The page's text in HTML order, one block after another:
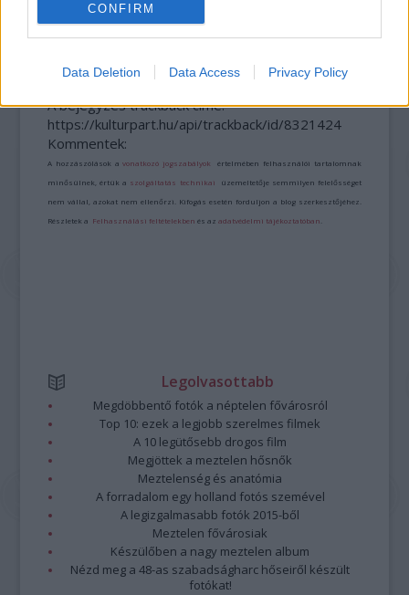
CONFIRM
Data Deletion Data Access Privacy Policy
DALOKBÓL SZŐTT TÖRTÉNELEM – MEGJELENT A
DALSZERZŐ BOOKAZIN
A bejegyzés trackback címe:
https://kulturpart.hu/api/trackback/id/8321424
Kommentek:
A hozzászólások avonatkozó jogszabályok értelmében felhasználói tartalomnak
minősülnek, értük a szolgáltatás technikai üzemeltetője semmilyen felelősséget
nem vállal, azokat nem ellenőrzi. Kifogás esetén forduljon a blog szerkesztőjéhez.
Részletek a Felhasználási feltételekben és azadatvédelmi tájékoztatóban
Legolvasottabb
Megdöbbentő fotók a néptelen fővárosról
Top 10: ezek a legjobb szerelmes filmek
A 10 legütősebb drogos film
Megjöttek a meztelen hősnők
Meztelenség és anatómia
A forradalom egy holland fotós szemével
A legizgalmasabb fotók 2015-ből
Meztelen fővárosiak
Készülőben a nagy meztelen album
Nézd meg a 48-as szabadságharc hőseiről készült
fotókat!